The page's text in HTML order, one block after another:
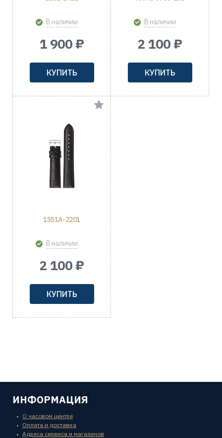
В наличии
1 900 ₽
КУПИТЬ
В наличии
2 100 ₽
КУПИТЬ
1551A-2201
В наличии
2 100 ₽
КУПИТЬ
ИНФОРМАЦИЯ
О часовом центре
Оплата и доставка
Адреса сервиса и магазинов